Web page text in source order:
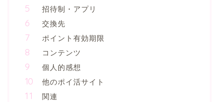
招待制・アプリ
交換先
ポイント有効期限
コンテンツ
個人的感想
他のポイ活サイト
関連